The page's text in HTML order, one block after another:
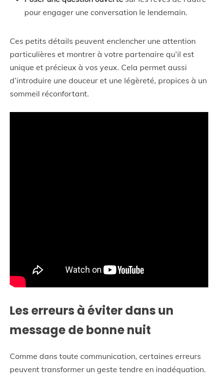
pour engager une conversation le lendemain.
Ces petits détails peuvent enclencher une attention
particulières et montrer à votre partenaire qu’il est
unique et précieux à vos yeux. Cela permet aussi
d’introduire une douceur et une légèreté, propices à un
sommeil réconfortant.
Les erreurs à éviter dans un
message de bonne nuit
Comme dans toute communication, certaines erreurs
peuvent transformer un geste tendre en inadéquation.